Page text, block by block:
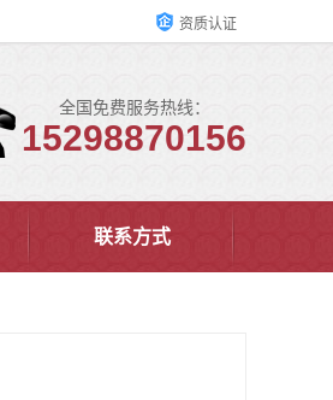
资质认证
全国免费服务热线：
15298870156
联系方式